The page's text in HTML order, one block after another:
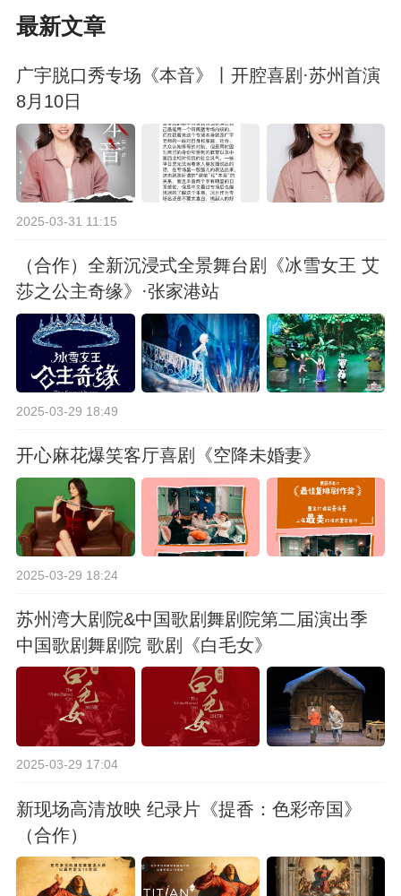
最新文章
广宇脱口秀专场《本音》丨开腔喜剧·苏州首演
8月10日
2025-03-31 11:15
（合作）全新沉浸式全景舞台剧《冰雪女王 艾
莎之公主奇缘》·张家港站
2025-03-29 18:49
开心麻花爆笑客厅喜剧《空降未婚妻》
2025-03-29 18:24
苏州湾大剧院&中国歌剧舞剧院第二届演出季
中国歌剧舞剧院 歌剧《白毛女》
2025-03-29 17:04
新现场高清放映 纪录片《提香：色彩帝国》
（合作）